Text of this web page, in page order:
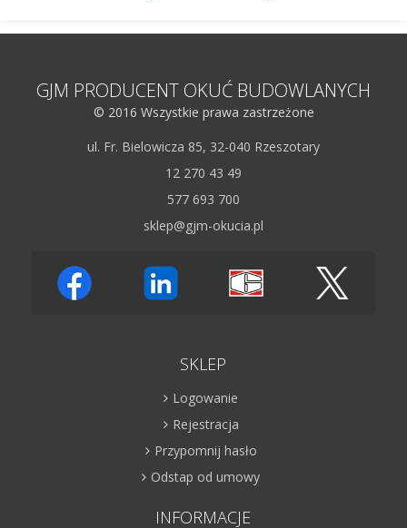
GJM PRODUCENT OKUĆ BUDOWLANYCH
© 2016 Wszystkie prawa zastrzeżone
ul. Fr. Bielowicza 85, 32-040 Rzeszotary
12 270 43 49
577 693 700
sklep@gjm-okucia.pl
SKLEP
Logowanie
Rejestracja
Przypomnij hasło
Odstap od umowy
INFORMACJE